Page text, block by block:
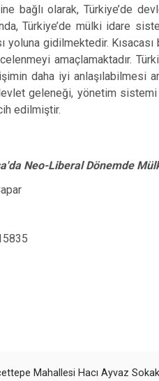
bağlı olarak, Türkiye’de
Türkiye’de mülki idare
yoluna gidilmektedir.
amaçlamaktadır.
daha iyi anlaşılabilmesi
geleneği, yönetim
edilmiştir.
Neo-Liberal Dönemde
Mahallesi Hacı Ayvaz